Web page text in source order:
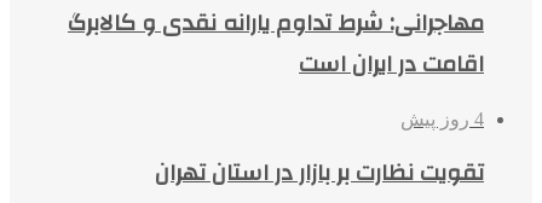
مهاجرانی: شرط تداوم یارانه نقدی و کالابرگ
اقامت در ایران است
4 روز پیش
تقویت نظارت بر بازار در استان تهران